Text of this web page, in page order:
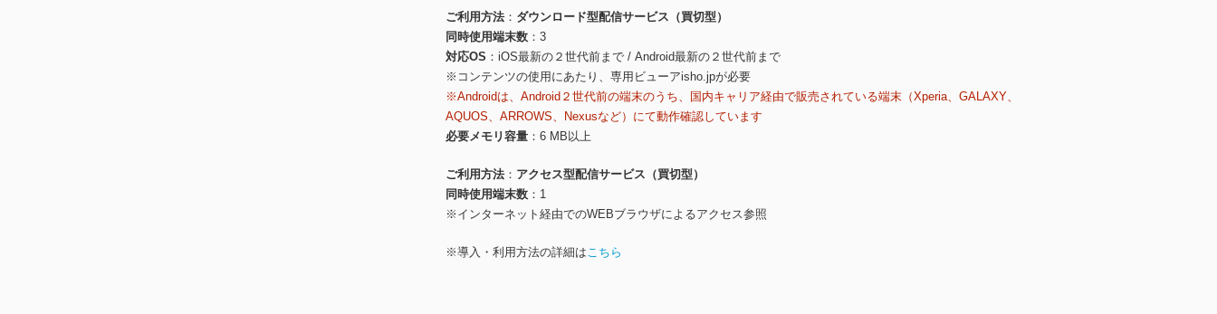
ご利用方法
ダウンロード型配信サービス（買切型）
同時使用端末数
3
対応OS
iOS最新の２世代前まで / Android最新の２世代前まで
※コンテンツの使用にあたり、専用ビューアisho.jpが必要
※Androidは、Android２世代前の端末のうち、国内キャリア経由で販売されている端末（Xperia、GALAXY、
AQUOS、ARROWS、Nexusなど）にて動作確認しています
必要メモリ容量
6 MB以上
ご利用方法
アクセス型配信サービス（買切型）
同時使用端末数
1
※インターネット経由でのWEBブラウザによるアクセス参照
※導入・利用方法の詳細はこちら